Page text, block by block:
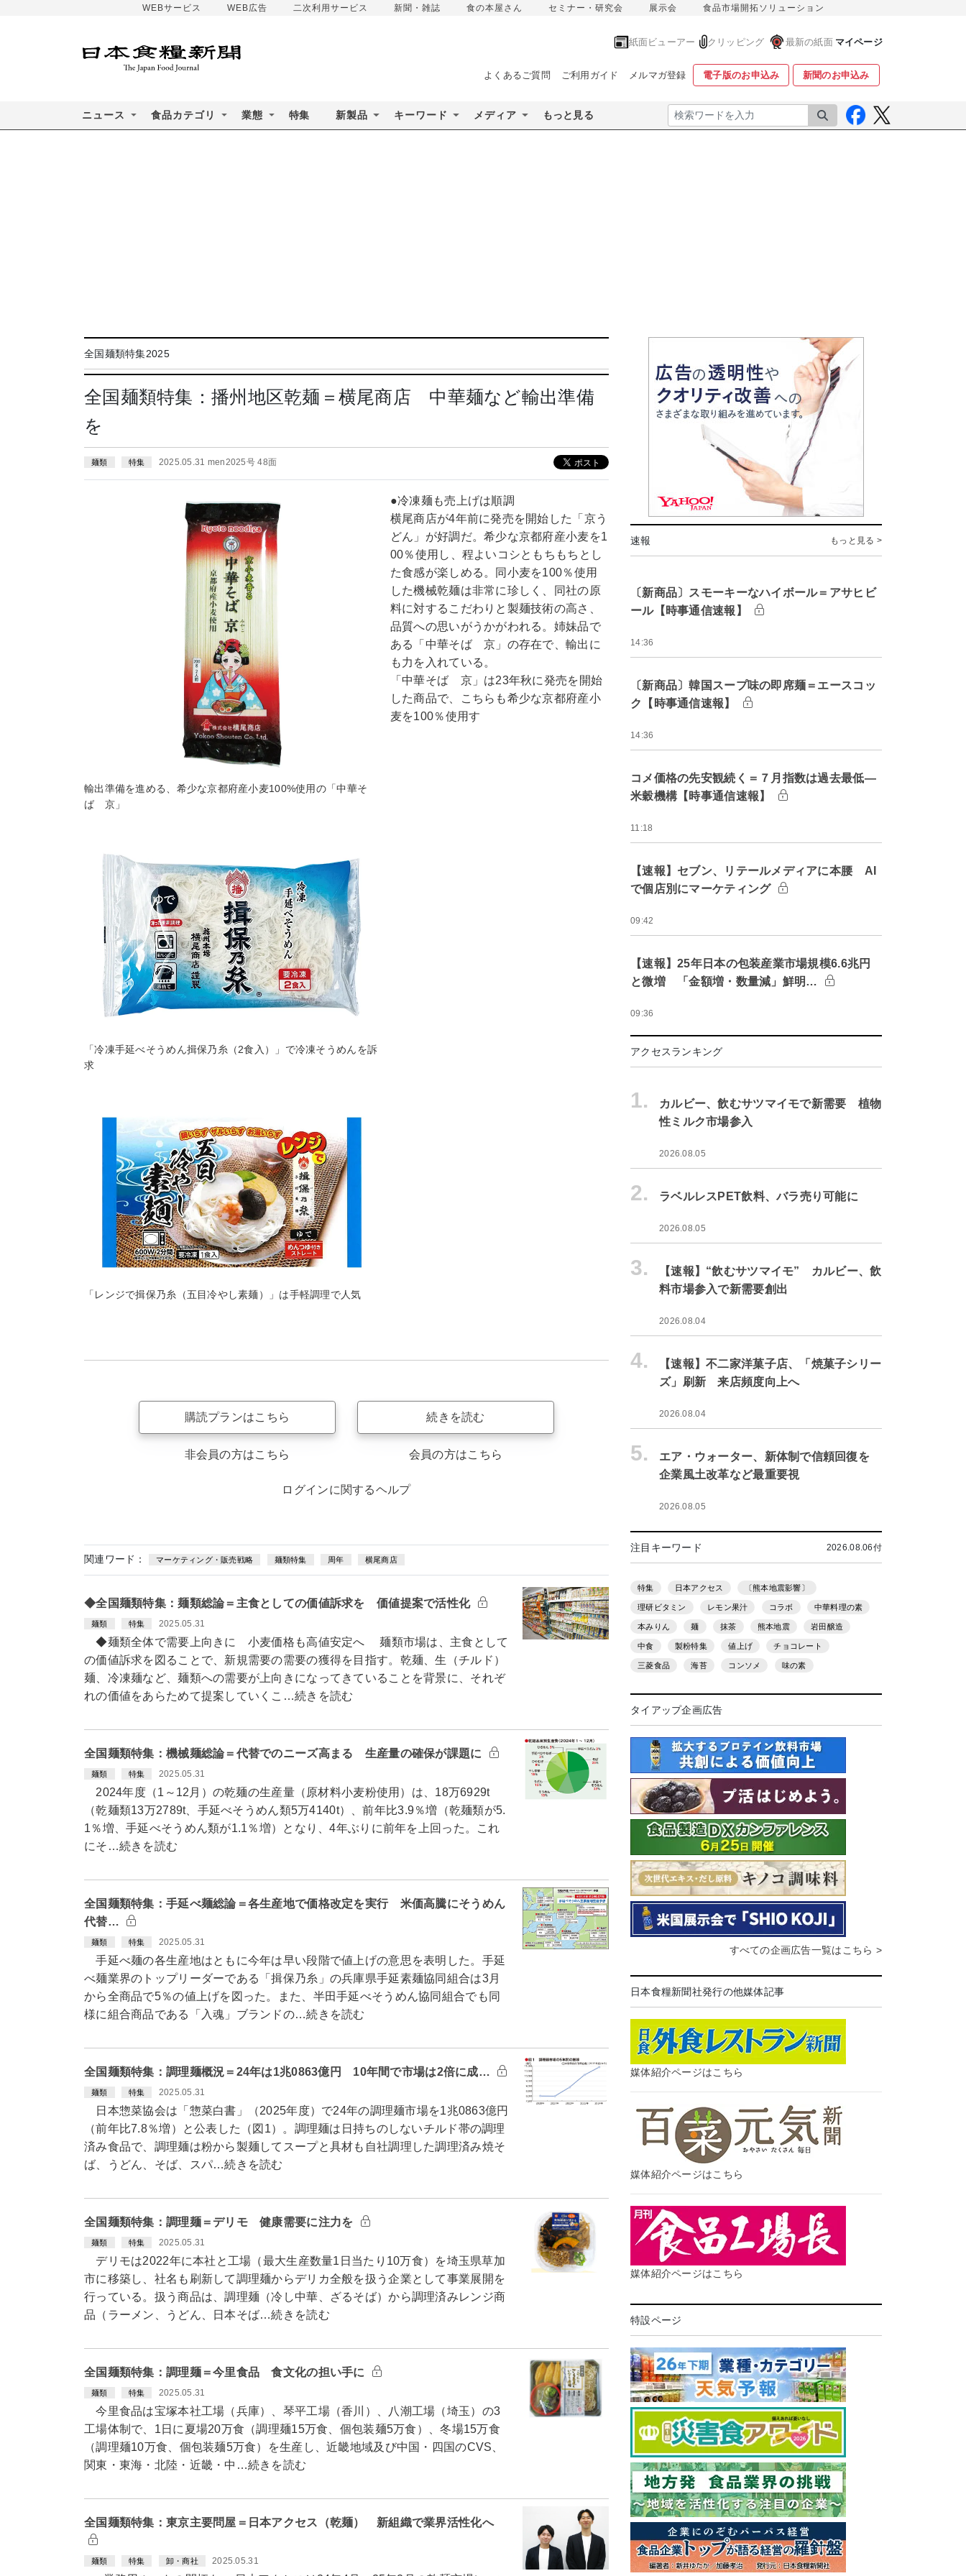
WEBサービス WEB広告 二次利用サービス 新聞・雑誌 食の本屋さん セミナー・研究会 展示会 食品市場開拓ソリューション
紙面ビューアー クリッピング 最新の紙面 マイページ
よくあるご質問 ご利用ガイド メルマガ登録 電子版のお申込み 新聞のお申込み
ニュース 食品カテゴリ 業態 特集 新製品 キーワード メディア もっと見る 検索
全国麺類特集2025
全国麺類特集：播州地区乾麺＝横尾商店 中華麺など輸出準備
を
麺類 特集 2025.05.31 men2025号 48面
輸出準備を進める、希少な京都府産小麦100%使用の「中華そ
ば 京」
「冷凍手延べそうめん揖保乃糸（2食入）」で冷凍そうめんを訴
求
「レンジで揖保乃糸（五目冷やし素麺）」は手軽調理で人気
●冷凍麺も売上げは順調
横尾商店が4年前に発売を開始した「京う
どん」が好調だ。希少な京都府産小麦を1
00％使用し、程よいコシともちもちとし
た食感が楽しめる。同小麦を100％使用
した機械乾麺は非常に珍しく、同社の原
料に対するこだわりと製麺技術の高さ、
品質への思いがうかがわれる。姉妹品で
ある「中華そば 京」の存在で、輸出に
も力を入れている。
「中華そば 京」は23年秋に発売を開始
した商品で、こちらも希少な京都府産小
麦を100％使用す
購読プランはこちら
非会員の方はこちら
続きを読む
会員の方はこちら
ログインに関するヘルプ
関連ワード： マーケティング・販売戦略 麺類特集 周年 横尾商店
◆全国麺類特集：麺類総論＝主食としての価値訴求を 価値提案で活性化
麺類 特集 2025.05.31
◆麺類全体で需要上向きに 小麦価格も高値安定へ 麺類市場は、主食として
の価値訴求を図ることで、新規需要の需要の獲得を目指す。乾麺、生（チルド）
麺、冷凍麺など、麺類への需要が上向きになってきていることを背景に、それぞ
れの価値をあらためて提案していくこ…続きを読む
全国麺類特集：機械麺総論＝代替でのニーズ高まる 生産量の確保が課題に
麺類 特集 2025.05.31
2024年度（1～12月）の乾麺の生産量（原材料小麦粉使用）は、18万6929t
（乾麺類13万2789t、手延べそうめん類5万4140t）、前年比3.9％増（乾麺類が5.
1％増、手延べそうめん類が1.1％増）となり、4年ぶりに前年を上回った。これ
にそ…続きを読む
全国麺類特集：手延べ麺総論＝各生産地で価格改定を実行 米価高騰にそうめん
代替…
麺類 特集 2025.05.31
手延べ麺の各生産地はともに今年は早い段階で値上げの意思を表明した。手延
べ麺業界のトップリーダーである「揖保乃糸」の兵庫県手延素麺協同組合は3月
から全商品で5％の値上げを図った。また、半田手延べそうめん協同組合でも同
様に組合商品である「入魂」ブランドの…続きを読む
全国麺類特集：調理麺概況＝24年は1兆0863億円 10年間で市場は2倍に成…
麺類 特集 2025.05.31
日本惣菜協会は「惣菜白書」（2025年度）で24年の調理麺市場を1兆0863億円
（前年比7.8％増）と公表した（図1）。調理麺は日持ちのしないチルド帯の調理
済み食品で、調理麺は粉から製麺してスープと具材も自社調理した調理済み焼そ
ば、うどん、そば、スパ…続きを読む
全国麺類特集：調理麺＝デリモ 健康需要に注力を
麺類 特集 2025.05.31
デリモは2022年に本社と工場（最大生産数量1日当たり10万食）を埼玉県草加
市に移築し、社名も刷新して調理麺からデリカ全般を扱う企業として事業展開を
行っている。扱う商品は、調理麺（冷し中華、ざるそば）から調理済みレンジ商
品（ラーメン、うどん、日本そば…続きを読む
全国麺類特集：調理麺＝今里食品 食文化の担い手に
麺類 特集 2025.05.31
今里食品は宝塚本社工場（兵庫）、琴平工場（香川）、八潮工場（埼玉）の3
工場体制で、1日に夏場20万食（調理麺15万食、個包装麺5万食）、冬場15万食
（調理麺10万食、個包装麺5万食）を生産し、近畿地域及び中国・四国のCVS、
関東・東海・北陸・近畿・中…続きを読む
全国麺類特集：東京主要問屋＝日本アクセス（乾麺） 新組織で業界活性化へ
麺類 特集 卸・商社 2025.05.31
速報 もっと見る >
〔新商品〕スモーキーなハイボール＝アサヒビ
ール【時事通信速報】
14:36
〔新商品〕韓国スープ味の即席麺＝エースコッ
ク【時事通信速報】
14:36
コメ価格の先安観続く＝７月指数は過去最低―
米穀機構【時事通信速報】
11:18
【速報】セブン、リテールメディアに本腰 AI
で個店別にマーケティング
09:42
【速報】25年日本の包装産業市場規模6.6兆円
と微増 「金額増・数量減」鮮明…
09:36
アクセスランキング
1.
カルビー、飲むサツマイモで新需要 植物
性ミルク市場参入
2026.08.05
2. ラベルレスPET飲料、バラ売り可能に
2026.08.05
3.
【速報】“飲むサツマイモ” カルビー、飲
料市場参入で新需要創出
2026.08.04
4.
【速報】不二家洋菓子店、「焼菓子シリー
ズ」刷新 来店頻度向上へ
2026.08.04
5.
エア・ウォーター、新体制で信頼回復を
企業風土改革など最重要視
2026.08.05
注目キーワード 2026.08.06付
特集 日本アクセス 〔熊本地震影響〕
理研ビタミン レモン果汁 コラボ 中華料理の素
本みりん 麺 抹茶 熊本地震 岩田醸造
中食 製粉特集 値上げ チョコレート
三菱食品 海苔 コンソメ 味の素
タイアップ企画広告
すべての企画広告一覧はこちら >
日本食糧新聞社発行の他媒体記事
媒体紹介ページはこちら
媒体紹介ページはこちら
媒体紹介ページはこちら
特設ページ